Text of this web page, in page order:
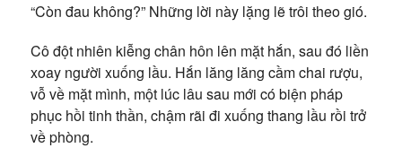
“Còn đau không?” Những lời này lặng lẽ trôi theo gió.
Cô đột nhiên kiễng chân hôn lên mặt hắn, sau đó liền
xoay người xuống lầu. Hắn lăng lăng cầm chai rượu,
vỗ về mặt mình, một lúc lâu sau mới có biện pháp
phục hồi tinh thần, chậm rãi đi xuống thang lầu rồi trở
về phòng.